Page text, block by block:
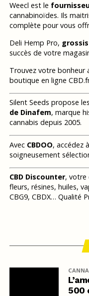
Weecl est le
cannabinoïdes. Ils
complète pour vous
Deli Hemp Pro,
succès de votre
Trouvez votre bonheur
boutique en ligne
Silent Seeds propose les
de Dinafem, marque
cannabis depuis 2005.
Avec CBDOO, accédez
soigneusement
CBD Discounter, votre
fleurs, résines, huiles,
CBG9, CBDX… Qualité
500